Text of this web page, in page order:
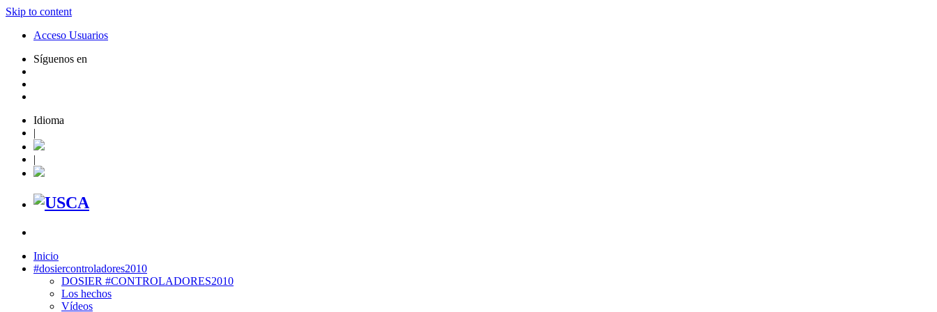
Skip to content
Acceso Usuarios
Síguenos en
Idioma
|
|
Inicio
#dosiercontroladores2010
DOSIER #CONTROLADORES2010
Los hechos
Vídeos